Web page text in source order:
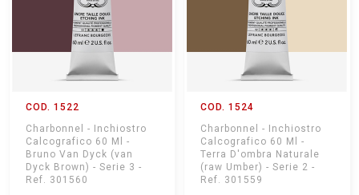
COD. 1522
Charbonnel - Inchiostro
Calcografico 60 Ml -
Bruno Van Dyck (van
Dyck Brown) - Serie 3 -
Ref. 301560
COD. 1524
Charbonnel - Inchiostro
Calcografico 60 Ml -
Terra D'ombra Naturale
(raw Umber) - Serie 2 -
Ref. 301559